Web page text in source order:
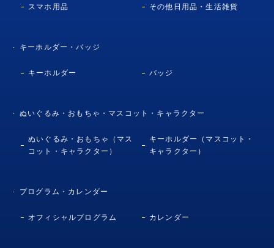
スマホ用品 その他日用品・生活雑貨
キーホルダー・バッジ
キーホルダー バッジ
ぬいぐるみ・おもちゃ・マスコット・キャラクター
ぬいぐるみ・おもちゃ（マス
コット・キャラクター）
キーホルダー（マスコット・
キャラクター）
プログラム・カレンダー
オフィシャルプログラム カレンダー